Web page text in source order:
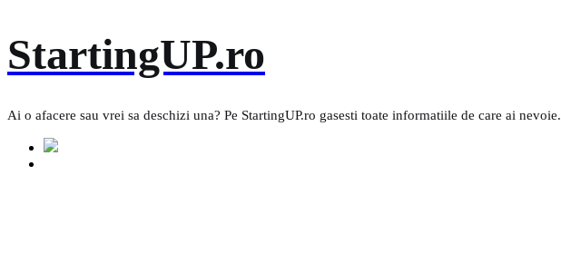
to
content
StartingUP.ro
Ai o afacere sau vrei sa deschizi una? Pe StartingUP.ro gasesti toate informatiile de care ai nevoie.